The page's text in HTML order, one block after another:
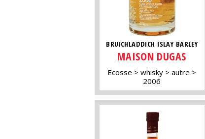
BRUICHLADDICH ISLAY BARLEY
MAISON DUGAS
Ecosse whisky
autre
2006